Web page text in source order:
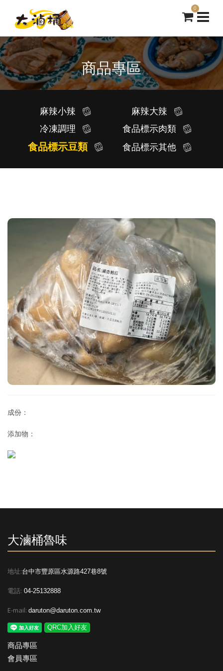
0
商品專區
麻辣小辣
麻辣大辣
冷凍調理
食品標示肉類
食品標示豆類 食品標示其他
成份：
添加物：
大滷桶魯味
地址:台中市豐原區水源路427巷8號
電話: 04-25132888
E-mail: daruton@daruton.com.tw
QRC加入好友
商品專區
會員專區